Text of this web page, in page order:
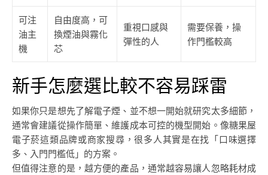
可注
油主
機
自由度高，可
換煙油與霧化
芯
重視口感與
彈性的人
需要保養，操
作門檻較高
新手怎麼選比較不容易踩雷
如果你只是想先了解電子煙、並不想一開始就研究太多細節，
通常會建議從操作簡單、維護成本可控的機型開始。像糖果屋
電子菸這類品牌或商家搜尋，很多人其實是在找「口味選擇
多、入門門檻低」的方案。
但值得注意的是，越方便的產品，通常越容易讓人忽略耗材成